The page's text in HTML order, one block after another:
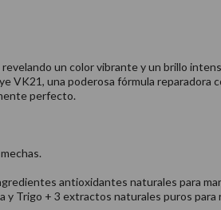
un color vibrante y un brillo
VK21, una poderosa fórmula
perfecto.
antioxidantes naturales para
y Trigo + 3 extractos naturales puros para